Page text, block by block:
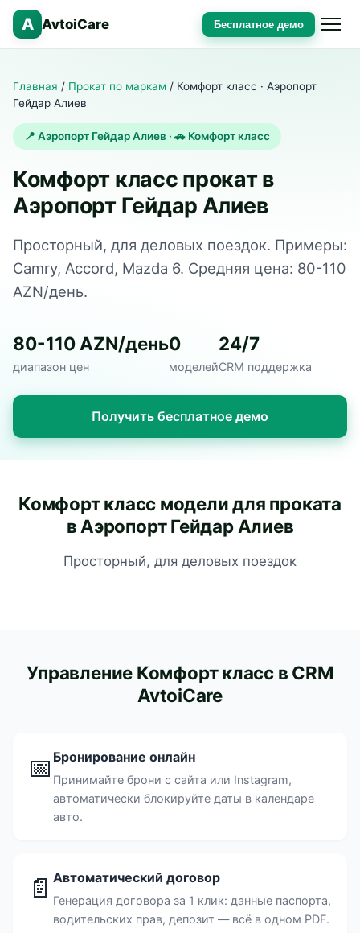
A AvtoiCare Бесплатное демо
Главная / Прокат по маркам / Комфорт класс · Аэропорт
Гейдар Алиев
📍 Аэропорт Гейдар Алиев · 🚗 Комфорт класс
Комфорт класс прокат в
Аэропорт Гейдар Алиев
Просторный, для деловых поездок. Примеры:
Camry, Accord, Mazda 6. Средняя цена: 80-110
AZN/день.
80-110 AZN/день
диапазон цен
0
моделей
24/7
CRM поддержка
Получить бесплатное демо
Комфорт класс модели для проката
в Аэропорт Гейдар Алиев
Просторный, для деловых поездок
Управление Комфорт класс в CRM
AvtoiCare
📅 Бронирование онлайн
Принимайте брони с сайта или Instagram,
автоматически блокируйте даты в календаре
авто.
📄 Автоматический договор
Генерация договора за 1 клик: данные паспорта,
водительских прав, депозит — всё в одном PDF.